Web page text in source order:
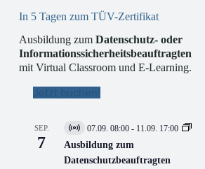
In 5 Tagen zum TÜV-Zertifikat
Ausbildung zumDatenschutz- oder
Informationssicherheitsbeauftragten
mit Virtual Classroom und E-Learning.
Jetzt buchen!
SEP.
7
V
i
t
07.09. 08:00 - 11.09. 17:00
Ausbildung zum
Datenschutzbeauftragten